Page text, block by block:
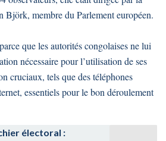
Björk, membre du Parlement européen.
que les autorités congolaises ne lui
nécessaire pour l’utilisation de ses
cruciaux, tels que des téléphones
essentiels pour le bon déroulement
électoral :